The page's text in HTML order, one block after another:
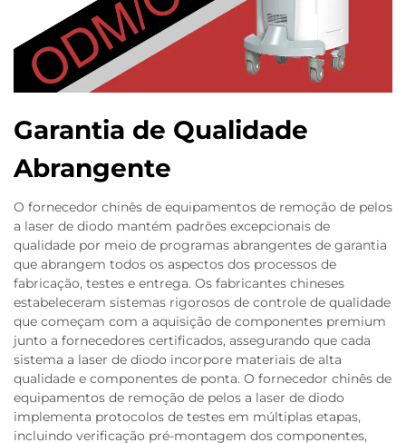
Garantia de Qualidade
Abrangente
O fornecedor chinês de equipamentos de remoção de pelos
a laser de diodo mantém padrões excepcionais de
qualidade por meio de programas abrangentes de garantia
que abrangem todos os aspectos dos processos de
fabricação, testes e entrega. Os fabricantes chineses
estabeleceram sistemas rigorosos de controle de qualidade
que começam com a aquisição de componentes premium
junto a fornecedores certificados, assegurando que cada
sistema a laser de diodo incorpore materiais de alta
qualidade e componentes de ponta. O fornecedor chinês de
equipamentos de remoção de pelos a laser de diodo
implementa protocolos de testes em múltiplas etapas,
incluindo verificação pré-montagem dos componentes,